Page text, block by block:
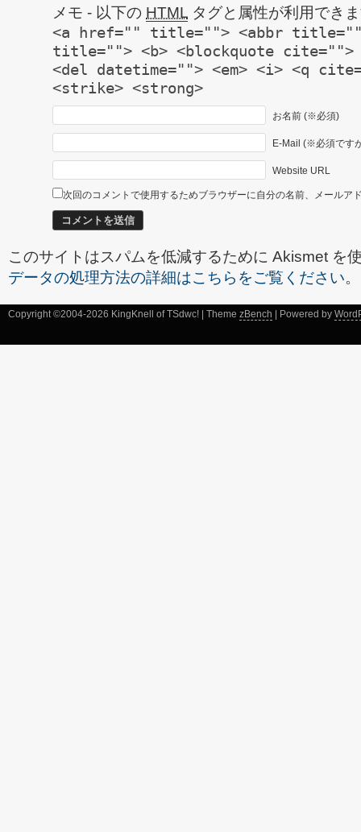
メモ - 以下の HTML タグと属性が利用でき
<a href="" title=""> <abbr title="">
title=""> <b> <blockquote cite="">
<del datetime=""> <em> <i> <q
<strike> <strong>
お名前 (※必須)
E-Mail (※必須です
Website URL
次回のコメントで使用するためブラウザーに自分の名前、メールア
このサイトはスパムを低減するために Akismet を
データの処理方法の詳細はこちらをご覧ください。
Copyright ©2004-2026 KingKnell of TSdwc! | Theme zBench | Powered by